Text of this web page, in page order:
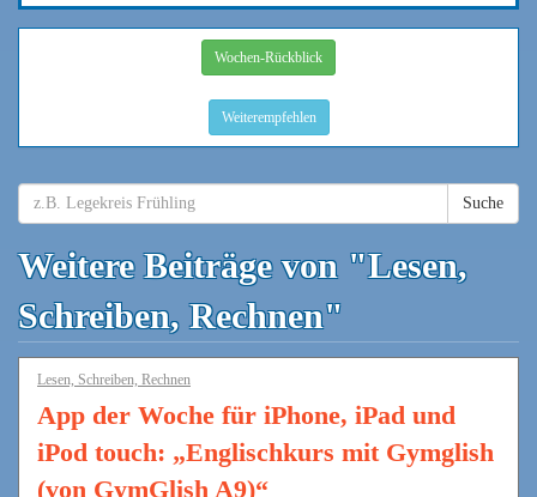
Wochen-Rückblick
Weiterempfehlen
Suche
Weitere Beiträge von "Lesen,
Schreiben, Rechnen"
Lesen, Schreiben, Rechnen
App der Woche für iPhone, iPad und
iPod touch: „Englischkurs mit Gymglish
(von GymGlish A9)“